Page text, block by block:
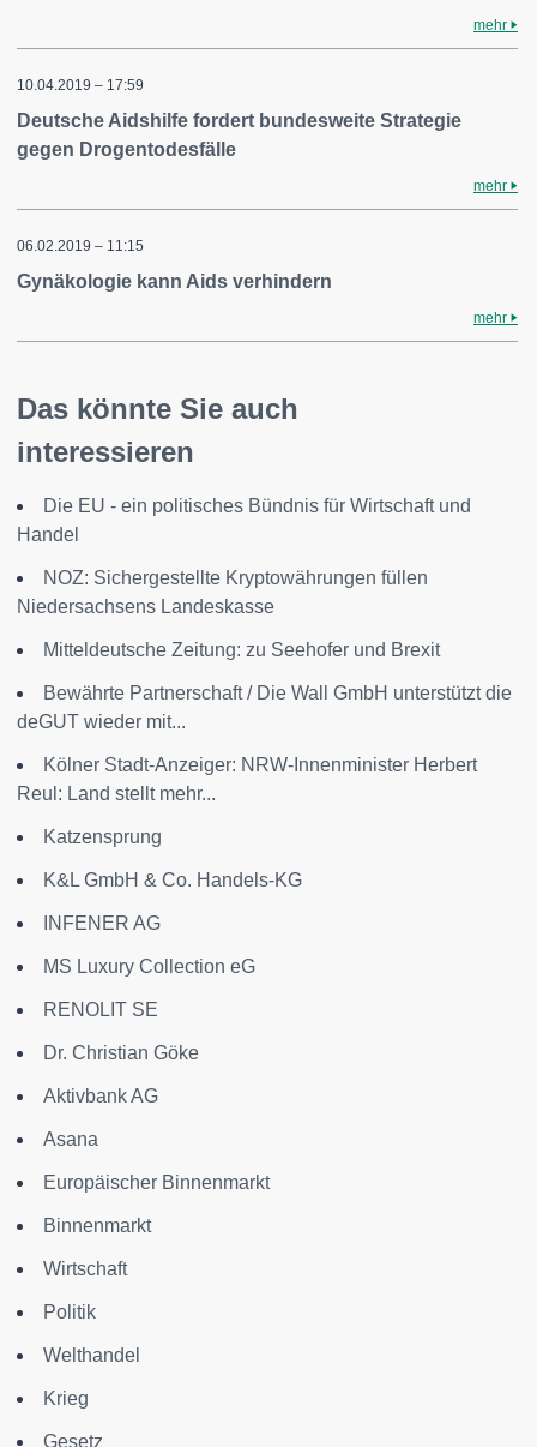
mehr
10.04.2019 – 17:59
Deutsche Aidshilfe fordert bundesweite Strategie
gegen Drogentodesfälle
mehr
06.02.2019 – 11:15
Gynäkologie kann Aids verhindern
mehr
Das könnte Sie auch
interessieren
Die EU - ein politisches Bündnis für Wirtschaft und
Handel
NOZ: Sichergestellte Kryptowährungen füllen
Niedersachsens Landeskasse
Mitteldeutsche Zeitung: zu Seehofer und Brexit
Bewährte Partnerschaft / Die Wall GmbH unterstützt die
deGUT wieder mit...
Kölner Stadt-Anzeiger: NRW-Innenminister Herbert
Reul: Land stellt mehr...
Katzensprung
K&L GmbH & Co. Handels-KG
INFENER AG
MS Luxury Collection eG
RENOLIT SE
Dr. Christian Göke
Aktivbank AG
Asana
Europäischer Binnenmarkt
Binnenmarkt
Wirtschaft
Politik
Welthandel
Krieg
Gesetz